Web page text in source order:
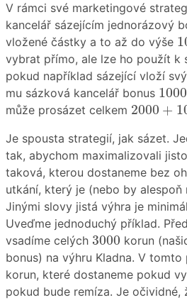
V rámci své marketingové
kancelář sázejícím jednorázový
vložené částky a to až do výše
vybrat přímo, ale lze ho použít k
pokud například sázející vloží
mu sázková kancelář bonus 1000
1000
může prosázet celkem 2000 +
2000 +
Je spousta strategií, jak sázet.
tak, abychom maximalizovali
taková, kterou dostaneme bez
utkání, který je (nebo by alespoň
Jinými slovy jistá výhra je
Uveďme jednoduchý příklad.
vsadíme celých 3000
3000korun
bonus) na výhru Kladna. V
korun, které dostaneme pokud
pokud bude remíza. Je očividné,